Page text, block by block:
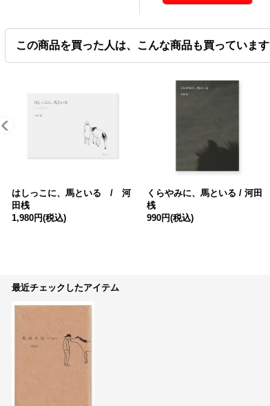
この商品を買った人は、こんな商品も買っています
はしっこに、馬といる / 河
田桟
1,980円(税込)
くらやみに、馬といる / 河田
桟
990円(税込)
最近チェックしたアイテム